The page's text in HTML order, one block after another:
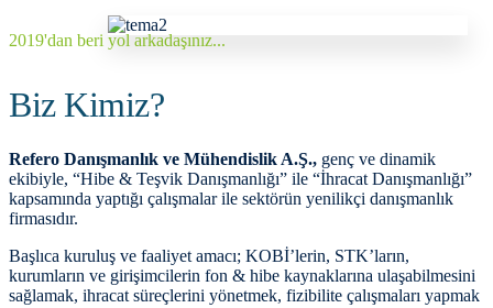
2019'dan beri yol arkadaşınız...
Biz Kimiz?
Refero Danışmanlık ve Mühendislik A.Ş., genç ve dinamik
ekibiyle, “Hibe & Teşvik Danışmanlığı” ile “İhracat Danışmanlığı”
kapsamında yaptığı çalışmalar ile sektörün yenilikçi danışmanlık
firmasıdır.
Başlıca kuruluş ve faaliyet amacı; KOBİ’lerin, STK’ların,
kurumların ve girişimcilerin fon & hibe kaynaklarına ulaşabilmesini
sağlamak, ihracat süreçlerini yönetmek, fizibilite çalışmaları yapmak